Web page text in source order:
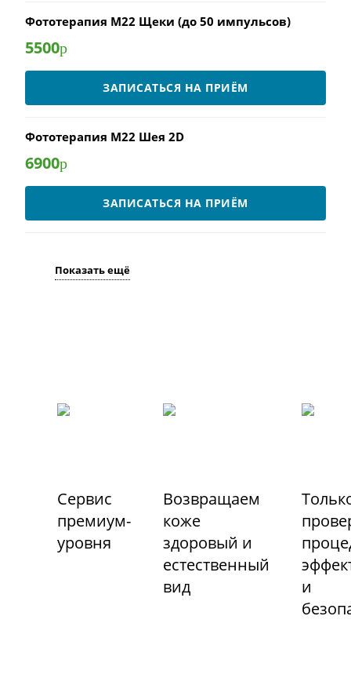
Фототерапия М22 Щеки (до 50 импульсов)
5500р
ЗАПИСАТЬСЯ НА ПРИЁМ
Фототерапия М22 Шея 2D
6900р
ЗАПИСАТЬСЯ НА ПРИЁМ
Показать ещё
Сервис
премиум-
уровня
Возвращаем
коже
здоровый и
естественный
вид
и